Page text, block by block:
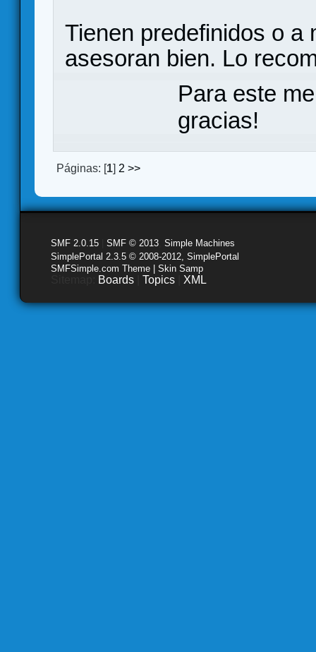
Tienen predefinidos o a
asesoran bien. Lo
Para este
gracias!
Páginas: [1] 2 >>
SMF 2.0.15 SMF © 2013 Simple Machines
SimplePortal 2.3.5 © 2008-2012, SimplePortal
SMFSimple.com Theme | Skin Samp
Boards Topics XML